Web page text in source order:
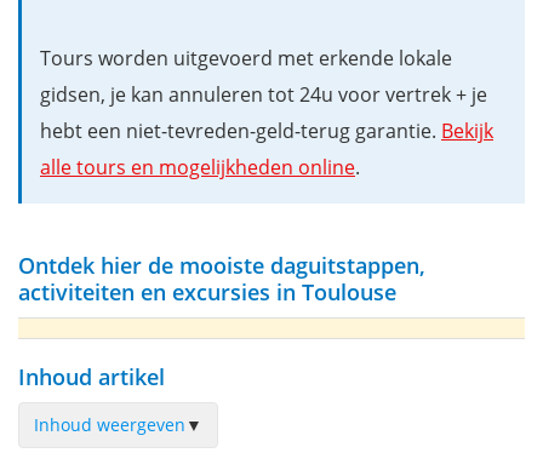
Tours worden uitgevoerd met erkende lokale
gidsen, je kan annuleren tot 24u voor vertrek + je
hebt een niet-tevreden-geld-terug garantie. Bekijk
alle tours en mogelijkheden online.
Ontdek hier de mooiste daguitstappen,
activiteiten en excursies in Toulouse
Inhoud artikel
Inhoud weergeven ▼